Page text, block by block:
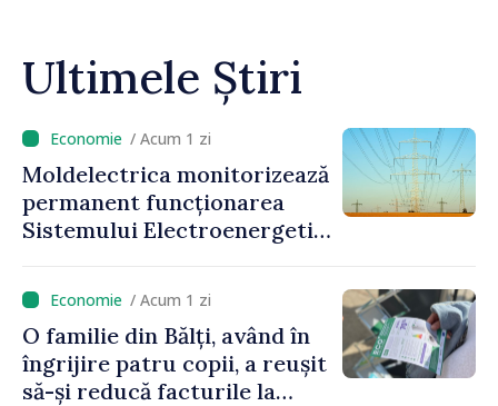
Ultimele Știri
/ Acum 1 zi
Moldelectrica monitorizează
permanent funcționarea
Sistemului Electroenergetic
deficitului estimat de
energie
/ Acum 1 zi
O familie din Bălți, având în
îngrijire patru copii, a reușit
să-și reducă facturile la